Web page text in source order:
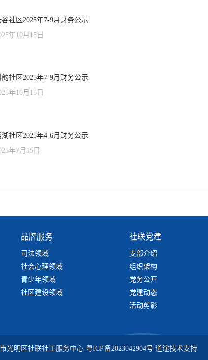
谷社区2025年7-9月财务公示
年10月15日
韵社区2025年7-9月财务公示
年10月15日
湖社区2025年4-6月财务公示
年7月15日
品牌服务
司法领域
社会心理领域
青少年领域
社区建设领域
社联党建
支部介绍
组织架构
党务公开
党建动态
活动剪影
光明区社联社工服务中心 粤ICP备2023042904号 道途技术支持